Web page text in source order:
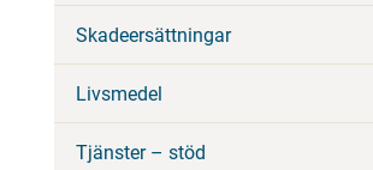
Skadeersättningar
Livsmedel
Tjänster – stöd